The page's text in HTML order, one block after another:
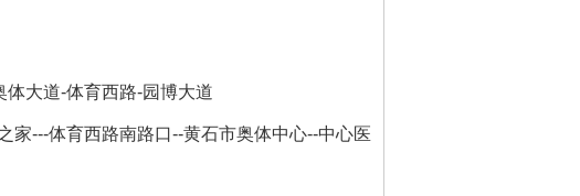
体大道-体育西路-园博大道
家---体育西路南路口--黄石市奥体中心--中心医